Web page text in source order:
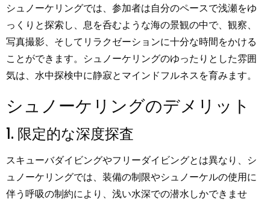
シュノーケリングでは、参加者は自分のペースで浅瀬をゆ
っくりと探索し、息を呑むような海の景観の中で、観察、
写真撮影、そしてリラクゼーションに十分な時間をかける
ことができます。シュノーケリングのゆったりとした雰囲
気は、水中探検中に静寂とマインドフルネスを育みます。
シュノーケリングのデメリット
1. 限定的な深度探査
スキューバダイビングやフリーダイビングとは異なり、シ
ュノーケリングでは、装備の制限やシュノーケルの使用に
伴う呼吸の制約により、浅い水深での潜水しかできませ